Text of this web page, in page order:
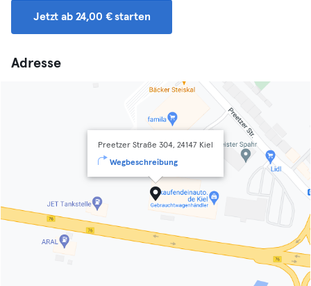
Jetzt ab 24,00 € starten
Adresse
Preetzer Straße 304, 24147 Kiel
Wegbeschreibung